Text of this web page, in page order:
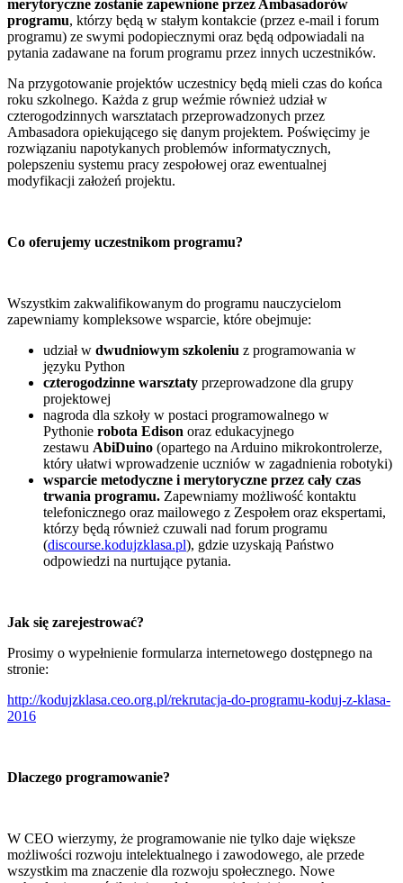
merytoryczne zostanie zapewnione przez Ambasadorów
programu, którzy będą w stałym kontakcie (przez e-mail i forum
programu) ze swymi podopiecznymi oraz będą odpowiadali na
pytania zadawane na forum programu przez innych uczestników.
Na przygotowanie projektów uczestnicy będą mieli czas do końca
roku szkolnego. Każda z grup weźmie również udział w
czterogodzinnych warsztatach przeprowadzonych przez
Ambasadora opiekującego się danym projektem. Poświęcimy je
rozwiązaniu napotykanych problemów informatycznych,
polepszeniu systemu pracy zespołowej oraz ewentualnej
modyfikacji założeń projektu.
Co oferujemy uczestnikom programu?
Wszystkim zakwalifikowanym do programu nauczycielom
zapewniamy kompleksowe wsparcie, które obejmuje:
udział w dwudniowym szkoleniu z programowania w
języku Python
czterogodzinne warsztaty przeprowadzone dla grupy
projektowej
nagroda dla szkoły w postaci programowalnego w
Pythonie robota Edison oraz edukacyjnego
zestawu AbiDuino (opartego na Arduino mikrokontrolerze,
który ułatwi wprowadzenie uczniów w zagadnienia robotyki)
wsparcie metodyczne i merytoryczne przez cały czas
trwania programu. Zapewniamy możliwość kontaktu
telefonicznego oraz mailowego z Zespołem oraz ekspertami,
którzy będą również czuwali nad forum programu
(discourse.kodujzklasa.pl), gdzie uzyskają Państwo
odpowiedzi na nurtujące pytania.
Jak się zarejestrować?
Prosimy o wypełnienie formularza internetowego dostępnego na
stronie:
http://kodujzklasa.ceo.org.pl/rekrutacja-do-programu-koduj-z-klasa-
2016
Dlaczego programowanie?
W CEO wierzymy, że programowanie nie tylko daje większe
możliwości rozwoju intelektualnego i zawodowego, ale przede
wszystkim ma znaczenie dla rozwoju społecznego. Nowe